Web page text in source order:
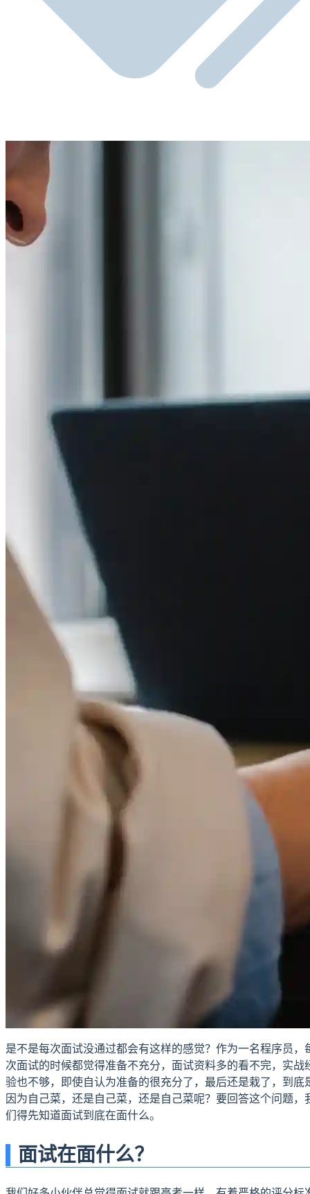
是不是每次面试没通过都会有这样的感觉？作为一名程序员，
次面试的时候都觉得准备不充分，面试资料多的看不完，实战
验也不够，即使自认为准备的很充分了，最后还是栽了，到底
因为自己菜，还是自己菜，还是自己菜呢？要回答这个问题，
们得先知道面试到底在面什么。
面试在面什么？